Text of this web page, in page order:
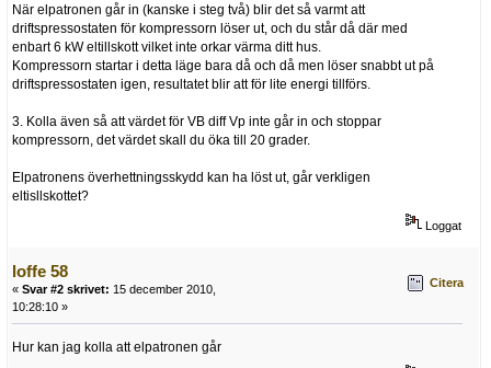
När elpatronen går in (kanske i steg två) blir det så varmt att
driftspressostaten för kompressorn löser ut, och du står då där med
enbart 6 kW eltillskott vilket inte orkar värma ditt hus.
Kompressorn startar i detta läge bara då och då men löser snabbt ut på
driftspressostaten igen, resultatet blir att för lite energi tillförs.
3. Kolla även så att värdet för VB diff Vp inte går in och stoppar
kompressorn, det värdet skall du öka till 20 grader.
Elpatronens överhettningsskydd kan ha löst ut, går verkligen
eltisllskottet?
Loggat
loffe 58
« Svar #2 skrivet: 15 december 2010,
10:28:10 »
Citera
Hur kan jag kolla att elpatronen går